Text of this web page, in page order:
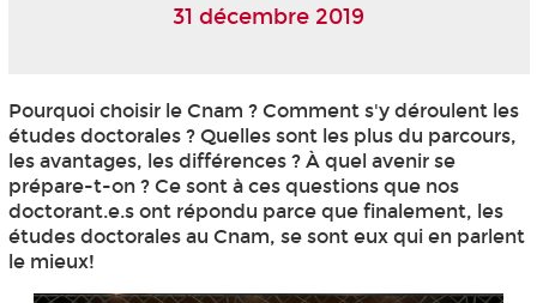
31 décembre 2019
Pourquoi choisir le Cnam ? Comment s'y déroulent les
études doctorales ? Quelles sont les plus du parcours,
les avantages, les différences ? À quel avenir se
prépare-t-on ? Ce sont à ces questions que nos
doctorant.e.s ont répondu parce que finalement, les
études doctorales au Cnam, se sont eux qui en parlent
le mieux!